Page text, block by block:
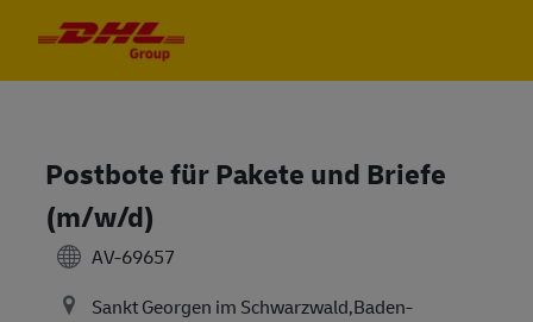
Postbote für Pakete und Briefe
(m/w/d)
AV-69657
Sankt Georgen im Schwarzwald,Baden-